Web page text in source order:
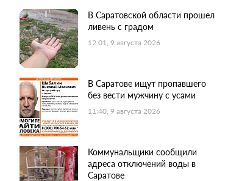
В Саратовской области прошел
ливень с градом
12:01, 9 августа 2026
В Саратове ищут пропавшего
без вести мужчину с усами
11:40, 9 августа 2026
Коммунальщики сообщили
адреса отключений воды в
Саратове